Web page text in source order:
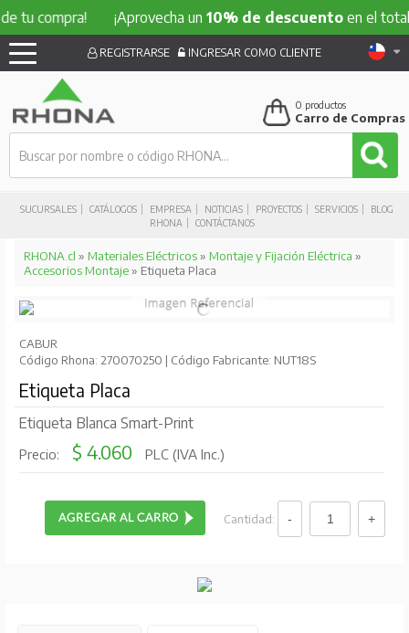
¡Aprovecha un10% de descuentoen el total de tu
SUCURSALES CATÁLOGOS EMPRESA NOTICIAS PROYECTOS SERVICIOS
BLOG
RHONA
CONTÁCTANOS
REGISTRARSE INGRESAR COMO CLIENTE
0 productos
Carro de Compras
RHONA.cl » Materiales Eléctricos» Montaje y Fijación Eléctrica »
Accesorios Montaje» Etiqueta Placa
CABUR
Código Rhona: 270070250 | Código Fabricante: NUT18S
Etiqueta Placa
Etiqueta Blanca Smart-Print
Precio: $ 4.060 PLC (IVA Inc.)
Cantidad: